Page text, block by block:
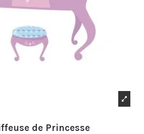
de Princesse